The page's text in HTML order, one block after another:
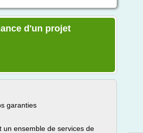
d'un projet
garanties
un ensemble de services de